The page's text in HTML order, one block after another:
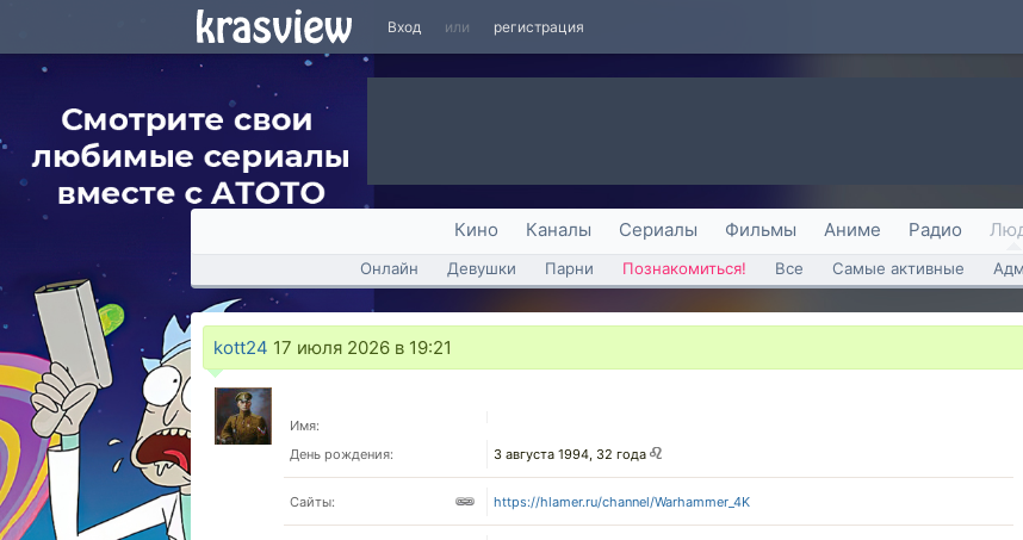
Вход или регистрация
Кино Каналы Сериалы Фильмы Аниме Радио
Онлайн Девушки Парни Познакомиться! Все Самые активные
kott24 17 июля 2026 в 19:21
Имя:
День рождения:
3 августа 1994, 32 года
Сайты: https://hlamer.ru/channel/Warhammer_4K